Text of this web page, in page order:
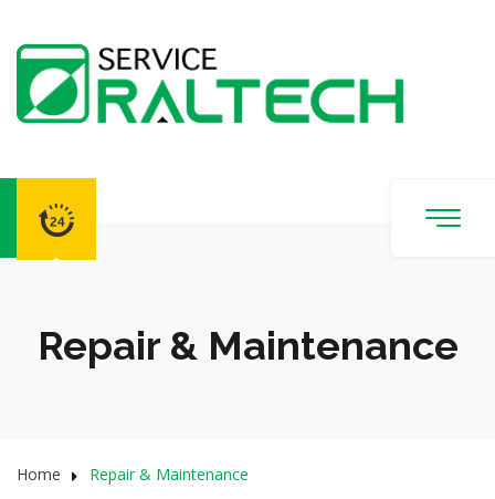
Repair & Maintenance
Home Repair & Maintenance